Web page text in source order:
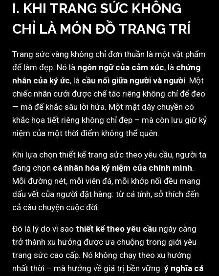
I. KHI TRANG SỨC KHÔNG
CHỈ LÀ MÓN ĐỒ TRANG TRÍ
Trang sức vàng không chỉ đơn thuần là một vật phẩm
để làm đẹp. Nó là ngôn ngữ của cảm xúc, là chứng
nhân của ký ức, là cầu nối giữa người và người. Một
chiếc nhẫn cưới được chế tác riêng không chỉ để đeo
— mà để khắc sâu lời hứa. Một mặt dây chuyền có
khắc họa tiết riêng không chỉ đẹp – mà còn lưu giữ kỷ
niệm của một thời điểm không thể quên.
Khi lựa chọn thiết kế trang sức theo yêu cầu, người ta
đang chọn cá nhân hóa kỷ niệm của chính mình.
Mỗi đường nét, mỗi viên đá, mỗi khớp nối đều mang
dấu vết của người đặt hàng: từ cá tính, sở thích đến
cả câu chuyện cuộc đời.
Đó là lý do vì sao thiết kế theo yêu cầu ngày càng
trở thành xu hướng được ưa chuộng trong giới yêu
trang sức cao cấp. Nó không chạy theo xu hướng
nhất thời – mà hướng về giá trị bền vững: ý nghĩa cá